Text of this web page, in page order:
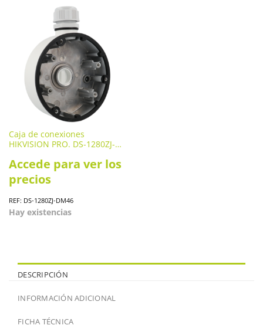
Caja de conexiones
HIKVISION PRO. DS-1280ZJ-
Accede para ver los
precios
REF: DS-1280ZJ-DM46
Hay existencias
DESCRIPCIÓN
INFORMACIÓN ADICIONAL
FICHA TÉCNICA